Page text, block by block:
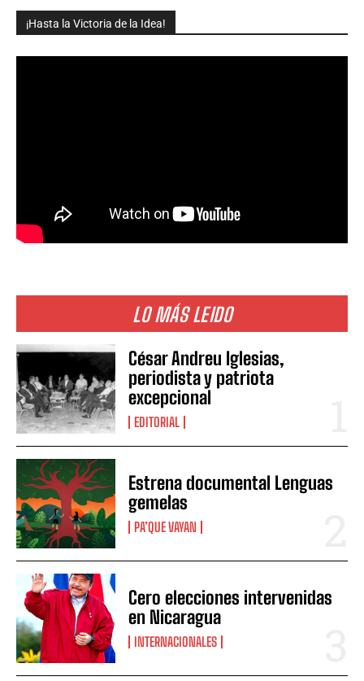
¡Hasta la Victoria de la Idea!
LO MÁS LEIDO
César Andreu Iglesias,
periodista y patriota
excepcional
EDITORIAL
Estrena documental Lenguas
gemelas
PA’QUE VAYAN
Cero elecciones intervenidas
en Nicaragua
INTERNACIONALES